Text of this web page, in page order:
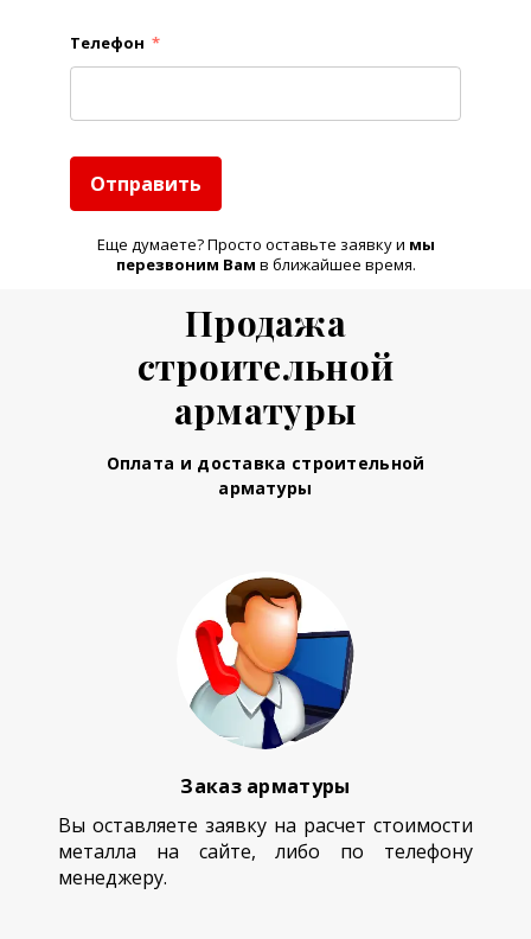
Телефон *
Отправить
Еще думаете? Просто оставьте заявку и мы
перезвоним Вам в ближайшее время.
Продажа
строительной
арматуры
Оплата и доставка строительной
арматуры
Заказ арматуры
Вы оставляете заявку на расчет стоимости
металла на сайте, либо по телефону
менеджеру.